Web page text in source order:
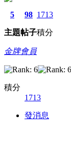
5
主題
98
帖子
1713
積分
金牌會員
積分
1713
發消息